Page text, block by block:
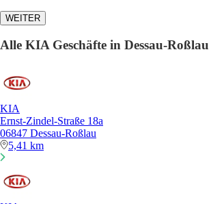
WEITER
Alle KIA Geschäfte in Dessau-Roßlau
KIA
Ernst-Zindel-Straße 18a
06847 Dessau-Roßlau
5,41 km